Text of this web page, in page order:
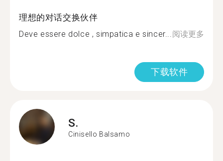
理想的对话交换伙伴
Deve essere dolce , simpatica e sincer... 阅读更多
下载软件
S.
Cinisello Balsamo